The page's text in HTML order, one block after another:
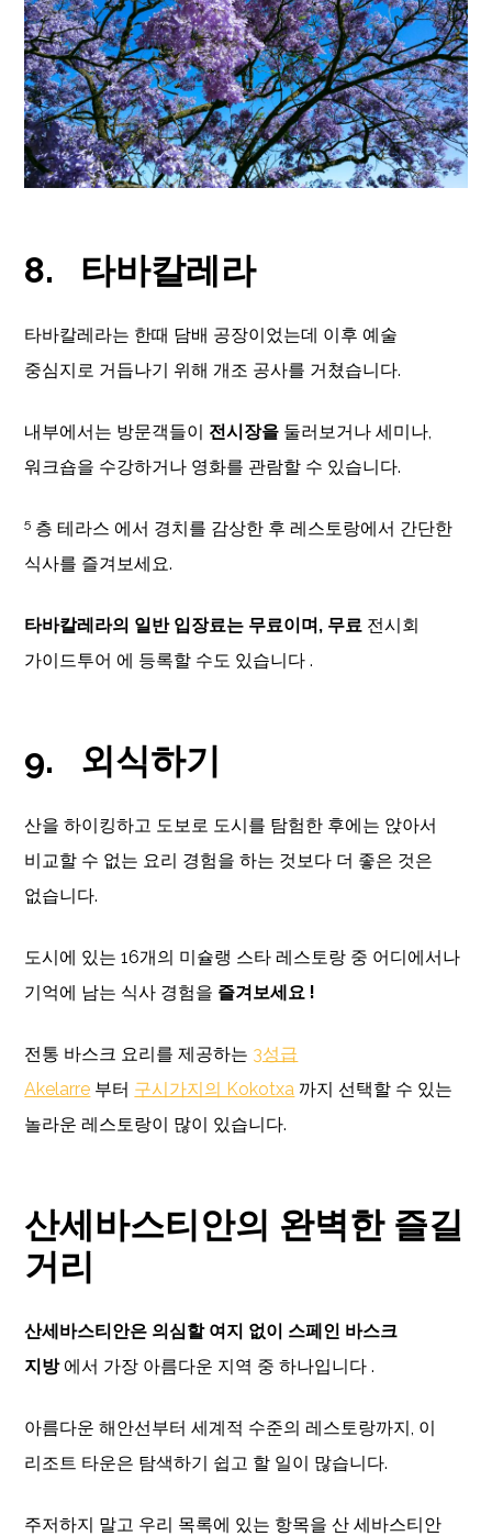
8. 타바칼레라
타바칼레라는 한때 담배 공장이었는데 이후 예술
중심지로 거듭나기 위해 개조 공사를 거쳤습니다.
내부에서는 방문객들이 전시장을 둘러보거나 세미나,
워크숍을 수강하거나 영화를 관람할 수 있습니다.
5 층 테라스 에서 경치를 감상한 후 레스토랑에서 간단한
식사를 즐겨보세요.
타바칼레라의 일반 입장료는 무료이며, 무료 전시회
가이드투어 에 등록할 수도 있습니다 .
9. 외식하기
산을 하이킹하고 도보로 도시를 탐험한 후에는 앉아서
비교할 수 없는 요리 경험을 하는 것보다 더 좋은 것은
없습니다.
도시에 있는 16개의 미슐랭 스타 레스토랑 중 어디에서나
기억에 남는 식사 경험을 즐겨보세요 !
전통 바스크 요리를 제공하는 3성급
Akelarre 부터 구시가지의 Kokotxa 까지 선택할 수 있는
놀라운 레스토랑이 많이 있습니다.
산세바스티안의 완벽한 즐길
거리
산세바스티안은 의심할 여지 없이 스페인 바스크
지방에서 가장 아름다운 지역 중 하나입니다 .
아름다운 해안선부터 세계적 수준의 레스토랑까지, 이
리조트 타운은 탐색하기 쉽고 할 일이 많습니다.
주저하지 말고 우리 목록에 있는 항목을 산 세바스티안